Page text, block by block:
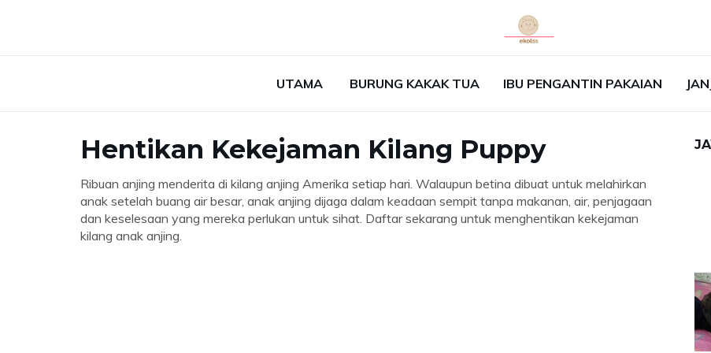
UTAMA BURUNG KAKAK TUA IBU PENGANTIN PAKAIAN
Hentikan Kekejaman Kilang Puppy
Ribuan anjing menderita di kilang anjing Amerika setiap hari. Walaupun betina dibuat untuk melahirkan
anak setelah buang air besar, anak anjing dijaga dalam keadaan sempit tanpa makanan, air, penjagaan
dan keselesaan yang mereka perlukan untuk sihat. Daftar sekarang untuk menghentikan kekejaman
kilang anak anjing.